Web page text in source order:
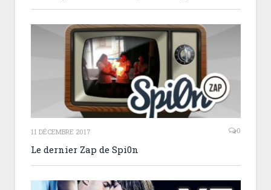
11 DÉCEMBRE 2017 0
Le dernier Zap de Spi0n